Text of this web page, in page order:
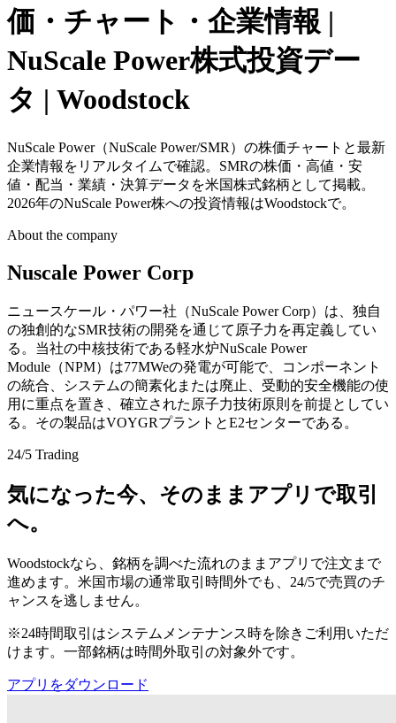
価・チャート・企業情報 |
NuScale Power株式投資デー
タ | Woodstock
NuScale Power（NuScale Power/SMR）の株価チャートと最新
企業情報をリアルタイムで確認。SMRの株価・高値・安
値・配当・業績・決算データを米国株式銘柄として掲載。
2026年のNuScale Power株への投資情報はWoodstockで。
About the company
Nuscale Power Corp
ニュースケール・パワー社（NuScale Power Corp）は、独自
の独創的なSMR技術の開発を通じて原子力を再定義してい
る。当社の中核技術である軽水炉NuScale Power
Module（NPM）は77MWeの発電が可能で、コンポーネント
の統合、システムの簡素化または廃止、受動的安全機能の使
用に重点を置き、確立された原子力技術原則を前提としてい
る。その製品はVOYGRプラントとE2センターである。
24/5 Trading
気になった今、そのままアプリで取引
へ。
Woodstockなら、銘柄を調べた流れのままアプリで注文まで
進めます。米国市場の通常取引時間外でも、24/5で売買のチ
ャンスを逃しません。
※24時間取引はシステムメンテナンス時を除きご利用いただ
けます。一部銘柄は時間外取引の対象外です。
アプリをダウンロード